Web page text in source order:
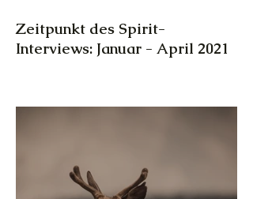
Zeitpunkt des Spirit-
Interviews: Januar - April 2021